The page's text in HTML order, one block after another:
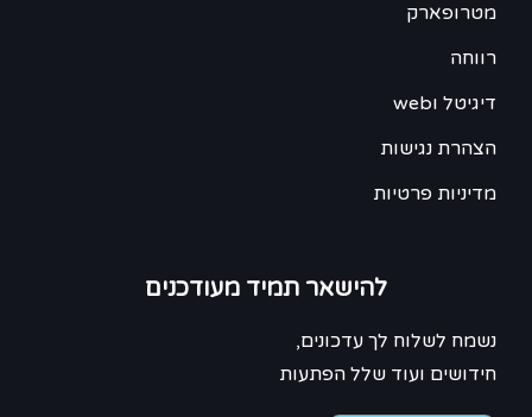
מטרופארק
רווחה
דיגיטל וweb
הצהרת נגישות
מדיניות פרטיות
להישאר תמיד מעודכנים
נשמח לשלוח לך עדכונים,
חידושים ועוד שלל הפתעות